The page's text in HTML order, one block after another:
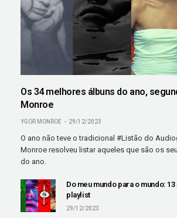
Os 34 melhores álbuns do ano,
Monroe
YGOR MONROE 29/12/2023
O ano não teve o tradicional #Listão do
Monroe resolveu listar aqueles que são os
do ano.
Do meu mundo para o mundo:
playlist
29/12/2023